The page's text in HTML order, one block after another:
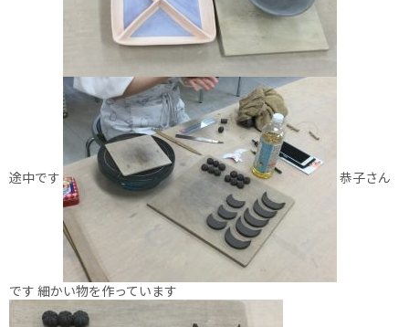
途中です 恭子さん
です 細かい物を作っています